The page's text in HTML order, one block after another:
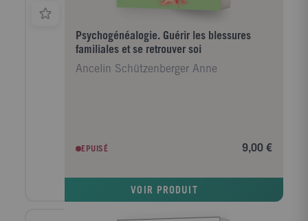
Psychogénéalogie. Guérir les blessures
familiales et se retrouver soi
Ancelin Schützenberger Anne
EPUISÉ 9,00 €
VOIR PRODUIT